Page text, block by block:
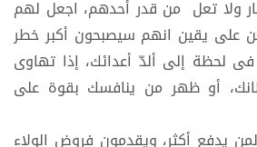
ولا تعل من قدر أحدهم، اجعل لهم
على يقين انهم سيصبحون أكبر خطر
لحظة إلى ألدّ أعدائك، إذا تهاوى
أو ظهر من ينافسك بقوة على
يدفع أكثر، ويقدمون فروض الولاء